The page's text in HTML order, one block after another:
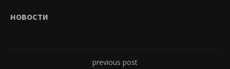
НОВОСТИ
previous post